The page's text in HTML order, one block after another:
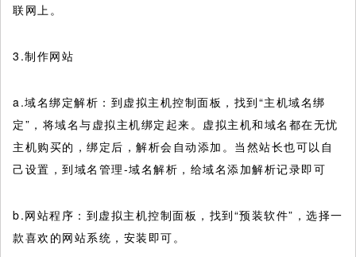
联网上。
3.制作网站
a.域名绑定解析：到虚拟主机控制面板，找到“主机域名绑
定”，将域名与虚拟主机绑定起来。虚拟主机和域名都在无忧
主机购买的，绑定后，解析会自动添加。当然站长也可以自
己设置，到域名管理-域名解析，给域名添加解析记录即可
b.网站程序：到虚拟主机控制面板，找到“预装软件”，选择一
款喜欢的网站系统，安装即可。